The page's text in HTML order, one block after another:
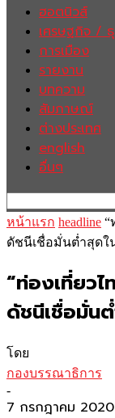
ฮอตนิวส์
เศรษฐกิจ /
การเมือง
รายงาน
บทความ
สัมภาษณ์
ต่างประเทศ
english
อื่นๆ
หน้าแรก headline “
ดัชนีเชื่อมั่นต่ำสุดใ
“ท่องเที่ยวไ
ดัชนีเชื่อมั่น
โดย
กองบรรณาธิการ
-
7 กรกฎาคม 2020